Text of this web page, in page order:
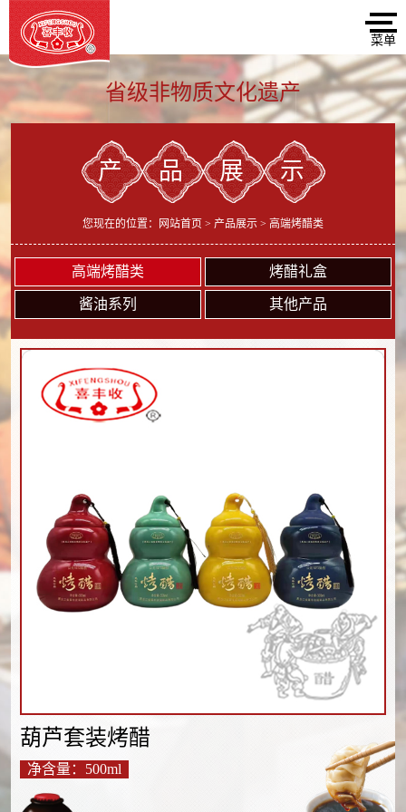
省级非物质文化遗产
产品展示
您现在的位置： 网站首页 > 产品展示 > 高端烤醋类
高端烤醋类 烤醋礼盒
酱油系列 其他产品
葫芦套装烤醋
净含量：500ml